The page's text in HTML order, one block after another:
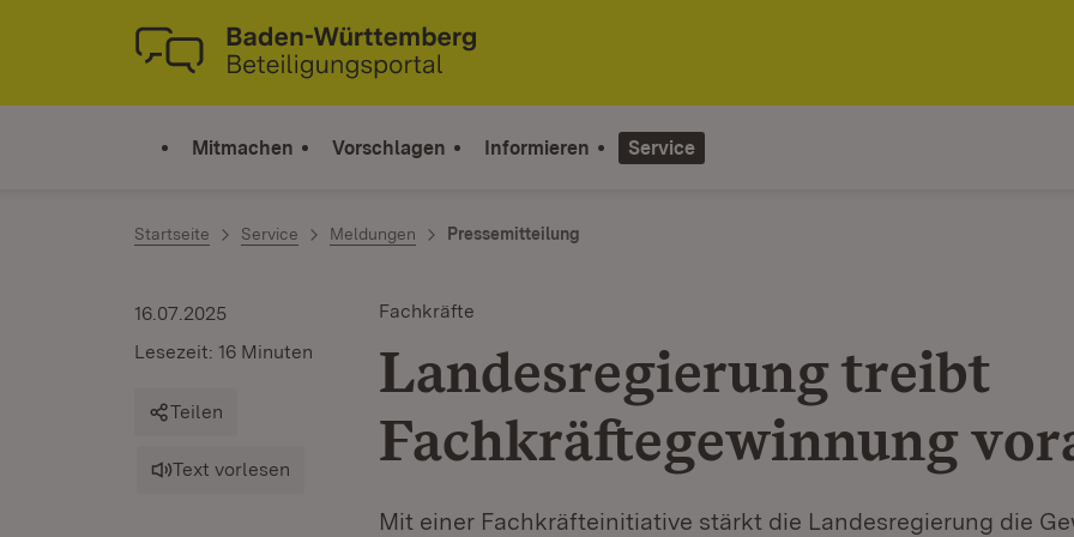
Zum Inhalt springen
Link zur Startseite
Mitmachen Vorschlagen Informieren Service
Startseite Service Meldungen Pressemitteilung
Fachkräfte
Landesregierung treibt
Fachkräftegewinnung
Mit einer Fachkräfteinitiative stärkt die Landesregierung die
16.07.2025
Lesezeit: 16 Minuten
Teilen
Text vorlesen